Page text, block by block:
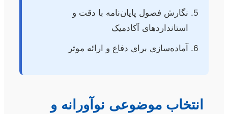
نگارش فصول پایان‌نامه با دقت و
استانداردهای آکادمیک
آماده‌سازی برای دفاع و ارائه موثر
انتخاب موضوعی نوآورانه و